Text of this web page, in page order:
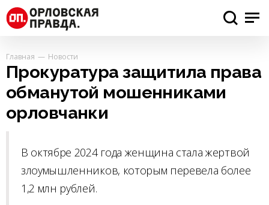
Главная Новости
Прокуратура защитила права
обманутой мошенниками
орловчанки
В октябре 2024 года женщина стала жертвой
злоумышленников, которым перевела более
1,2 млн рублей.